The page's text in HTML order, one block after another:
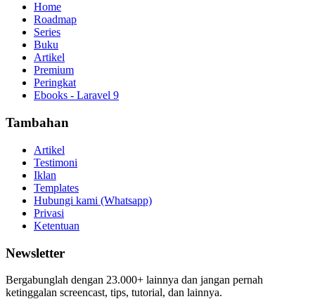
Home
Roadmap
Series
Buku
Artikel
Premium
Peringkat
Ebooks - Laravel 9
Tambahan
Artikel
Testimoni
Iklan
Templates
Hubungi kami (Whatsapp)
Privasi
Ketentuan
Newsletter
Bergabunglah dengan 23.000+ lainnya dan jangan pernah
ketinggalan screencast, tips, tutorial, dan lainnya.